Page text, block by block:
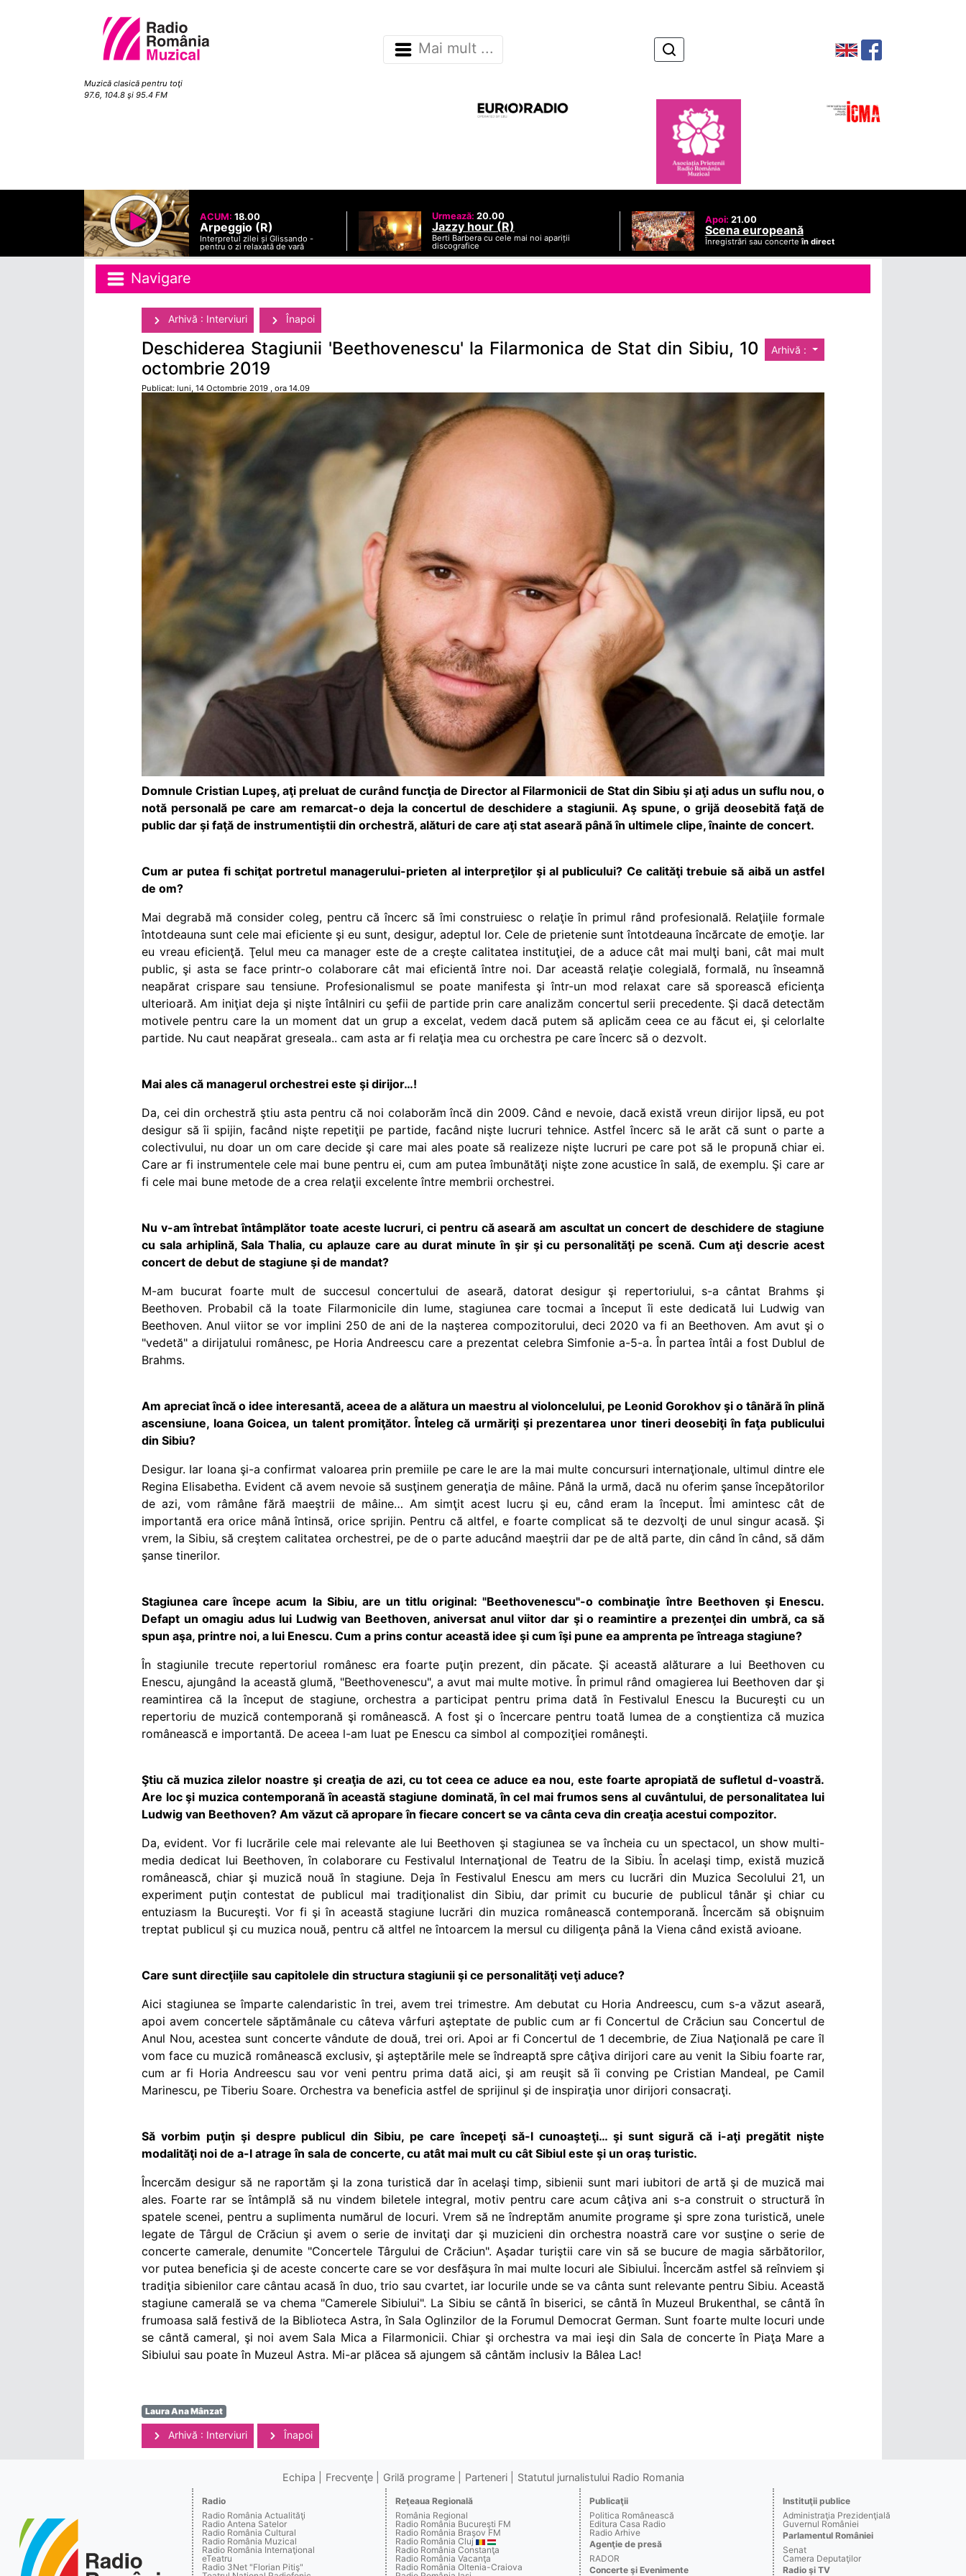
Muzică clasică pentru toţi
97.6, 104.8 şi 95.4 FM
Mai mult ...
ACUM: 18.00
Arpeggio (R)
Interpretul zilei și Glissando -
pentru o zi relaxată de vară
Urmează: 20.00
Jazzy hour (R)
Berti Barbera cu cele mai noi apariții
discografice
Apoi: 21.00
Scena europeană
Înregistrări sau concerteîn direct
Navigare
Arhivă : Interviuri Înapoi
Arhivă :
Deschiderea Stagiunii 'Beethovenescu' la Filarmonica de Stat din Sibiu, 10
octombrie 2019
Publicat: luni, 14 Octombrie 2019 , ora 14.09
Domnule Cristian Lupeş, aţi preluat de curând funcţia de Director al Filarmonicii de Stat din Sibiu şi aţi adus un suflu nou, o
notă personală pe care am remarcat-o deja la concertul de deschidere a stagiunii. Aş spune, o grijă deosebită faţă de
public dar şi faţă de instrumentiştii din orchestră, alături de care aţi stat aseară până în ultimele clipe, înainte de concert.
Cum ar putea fi schiţat portretul managerului-prieten al interpreţilor şi al publicului? Ce calităţi trebuie să aibă un astfel
de om?
Mai degrabă mă consider coleg, pentru că încerc să îmi construiesc o relaţie în primul rând profesională. Relaţiile formale
întotdeauna sunt cele mai eficiente şi eu sunt, desigur, adeptul lor. Cele de prietenie sunt întotdeauna încărcate de emoţie. Iar
eu vreau eficienţă. Ţelul meu ca manager este de a creşte calitatea instituţiei, de a aduce cât mai mulţi bani, cât mai mult
public, şi asta se face printr-o colaborare cât mai eficientă între noi. Dar această relaţie colegială, formală, nu înseamnă
neapărat crispare sau tensiune. Profesionalismul se poate manifesta şi într-un mod relaxat care să sporească eficienţa
ulterioară. Am iniţiat deja şi nişte întâlniri cu şefii de partide prin care analizăm concertul serii precedente. Şi dacă detectăm
motivele pentru care la un moment dat un grup a excelat, vedem dacă putem să aplicăm ceea ce au făcut ei, şi celorlalte
partide. Nu caut neapărat greseala.. cam asta ar fi relaţia mea cu orchestra pe care încerc să o dezvolt.
Mai ales că managerul orchestrei este şi dirijor…!
Da, cei din orchestră ştiu asta pentru că noi colaborăm încă din 2009. Când e nevoie, dacă există vreun dirijor lipsă, eu pot
desigur să îi spijin, facând nişte repetiţii pe partide, facând nişte lucruri tehnice. Astfel încerc să le arăt că sunt o parte a
colectivului, nu doar un om care decide şi care mai ales poate să realizeze nişte lucruri pe care pot să le propună chiar ei.
Care ar fi instrumentele cele mai bune pentru ei, cum am putea îmbunătăţi nişte zone acustice în sală, de exemplu. Şi care ar
fi cele mai bune metode de a crea relaţii excelente între membrii orchestrei.
Nu v-am întrebat întâmplător toate aceste lucruri, ci pentru că aseară am ascultat un concert de deschidere de stagiune
cu sala arhiplină, Sala Thalia, cu aplauze care au durat minute în şir şi cu personalităţi pe scenă. Cum aţi descrie acest
concert de debut de stagiune şi de mandat?
M-am bucurat foarte mult de succesul concertului de aseară, datorat desigur şi repertoriului, s-a cântat Brahms şi
Beethoven. Probabil că la toate Filarmonicile din lume, stagiunea care tocmai a început îi este dedicată lui Ludwig van
Beethoven. Anul viitor se vor implini 250 de ani de la naşterea compozitorului, deci 2020 va fi an Beethoven. Am avut şi o
"vedetă" a dirijatului românesc, pe Horia Andreescu care a prezentat celebra Simfonie a-5-a. În partea întâi a fost Dublul de
Brahms.
Am apreciat încă o idee interesantă, aceea de a alătura un maestru al violoncelului, pe Leonid Gorokhov şi o tânără în plină
ascensiune, Ioana Goicea, un talent promiţător. Înteleg că urmăriţi şi prezentarea unor tineri deosebiţi în faţa publicului
din Sibiu?
Desigur. Iar Ioana şi-a confirmat valoarea prin premiile pe care le are la mai multe concursuri internaţionale, ultimul dintre ele
Regina Elisabetha. Evident că avem nevoie să susţinem generaţia de mâine. Până la urmă, dacă nu oferim şanse începătorilor
de azi, vom râmâne fără maeştrii de mâine… Am simţit acest lucru şi eu, când eram la început. Îmi amintesc cât de
importantă era orice mână întinsă, orice sprijin. Pentru că altfel, e foarte complicat să te dezvolţi de unul singur acasă. Şi
vrem, la Sibiu, să creştem calitatea orchestrei, pe de o parte aducând maeştrii dar pe de altă parte, din când în când, să dăm
şanse tinerilor.
Stagiunea care începe acum la Sibiu, are un titlu original: "Beethovenescu"-o combinaţie între Beethoven şi Enescu.
Defapt un omagiu adus lui Ludwig van Beethoven, aniversat anul viitor dar şi o reamintire a prezenţei din umbră, ca să
spun aşa, printre noi, a lui Enescu. Cum a prins contur această idee şi cum îşi pune ea amprenta pe întreaga stagiune?
În stagiunile trecute repertoriul românesc era foarte puţin prezent, din păcate. Şi această alăturare a lui Beethoven cu
Enescu, ajungând la această glumă, "Beethovenescu", a avut mai multe motive. În primul rând omagierea lui Beethoven dar şi
reamintirea că la început de stagiune, orchestra a participat pentru prima dată în Festivalul Enescu la Bucureşti cu un
repertoriu de muzică contemporană şi românească. A fost şi o încercare pentru toată lumea de a conştientiza că muzica
românească e importantă. De aceea l-am luat pe Enescu ca simbol al compoziţiei româneşti.
Ştiu că muzica zilelor noastre şi creaţia de azi, cu tot ceea ce aduce ea nou, este foarte apropiată de sufletul d-voastră.
Are loc şi muzica contemporană în această stagiune dominată, în cel mai frumos sens al cuvântului, de personalitatea lui
Ludwig van Beethoven? Am văzut că apropare în fiecare concert se va cânta ceva din creaţia acestui compozitor.
Da, evident. Vor fi lucrările cele mai relevante ale lui Beethoven şi stagiunea se va încheia cu un spectacol, un show multi-
media dedicat lui Beethoven, în colaborare cu Festivalul Internaţional de Teatru de la Sibiu. În acelaşi timp, există muzică
românească, chiar şi muzică nouă în stagiune. Deja în Festivalul Enescu am mers cu lucrări din Muzica Secolului 21, un
experiment puţin contestat de publicul mai tradiţionalist din Sibiu, dar primit cu bucurie de publicul tânăr şi chiar cu
entuziasm la Bucureşti. Vor fi şi în această stagiune lucrări din muzica românească contemporană. Încercăm să obişnuim
treptat publicul şi cu muzica nouă, pentru că altfel ne întoarcem la mersul cu diligenţa până la Viena când există avioane.
Care sunt direcţiile sau capitolele din structura stagiunii şi ce personalităţi veţi aduce?
Aici stagiunea se împarte calendaristic în trei, avem trei trimestre. Am debutat cu Horia Andreescu, cum s-a văzut aseară,
apoi avem concertele săptămânale cu câteva vârfuri aşteptate de public cum ar fi Concertul de Crăciun sau Concertul de
Anul Nou, acestea sunt concerte vândute de două, trei ori. Apoi ar fi Concertul de 1 decembrie, de Ziua Naţională pe care îl
vom face cu muzică românească exclusiv, şi aşteptările mele se îndreaptă spre câţiva dirijori care au venit la Sibiu foarte rar,
cum ar fi Horia Andreescu sau vor veni pentru prima dată aici, şi am reuşit să îi conving pe Cristian Mandeal, pe Camil
Marinescu, pe Tiberiu Soare. Orchestra va beneficia astfel de sprijinul şi de inspiraţia unor dirijori consacraţi.
Să vorbim puţin şi despre publicul din Sibiu, pe care începeţi să-l cunoaşteţi… şi sunt sigură că i-aţi pregătit nişte
modalităţi noi de a-l atrage în sala de concerte, cu atât mai mult cu cât Sibiul este şi un oraş turistic.
Încercăm desigur să ne raportăm şi la zona turistică dar în acelaşi timp, sibienii sunt mari iubitori de artă şi de muzică mai
ales. Foarte rar se întâmplă să nu vindem biletele integral, motiv pentru care acum câţiva ani s-a construit o structură în
spatele scenei, pentru a suplimenta numărul de locuri. Vrem să ne îndreptăm anumite programe şi spre zona turistică, unele
legate de Târgul de Crăciun şi avem o serie de invitaţi dar şi muzicieni din orchestra noastră care vor susţine o serie de
concerte camerale, denumite "Concertele Târgului de Crăciun". Aşadar turiştii care vin să se bucure de magia sărbătorilor,
vor putea beneficia şi de aceste concerte care se vor desfăşura în mai multe locuri ale Sibiului. Încercăm astfel să reînviem şi
tradiţia sibienilor care cântau acasă în duo, trio sau cvartet, iar locurile unde se va cânta sunt relevante pentru Sibiu. Această
stagiune camerală se va chema "Camerele Sibiului". La Sibiu se cântă în biserici, se cântă în Muzeul Brukenthal, se cântă în
frumoasa sală festivă de la Biblioteca Astra, în Sala Oglinzilor de la Forumul Democrat German. Sunt foarte multe locuri unde
se cântă cameral, şi noi avem Sala Mica a Filarmonicii. Chiar şi orchestra va mai ieşi din Sala de concerte în Piaţa Mare a
Sibiului sau poate în Muzeul Astra. Mi-ar plăcea să ajungem să cântăm inclusiv la Bâlea Lac!
Laura Ana Mânzat
Arhivă : Interviuri Înapoi
Echipa Frecvenţe Grilă programe Parteneri Statutul jurnalistului Radio Romania
Radio
Radio România Actualităţi
Radio Antena Satelor
Radio România Cultural
Radio România Muzical
Radio România Internaţional
eTeatru
Radio 3Net "Florian Pitiş"
Reţeaua Regională
România Regional
Radio România Bucureşti FM
Radio România Braşov FM
Radio România Cluj
Radio România Constanţa
Radio România Vacanţa
Radio România Oltenia-Craiova
Publicaţii
Politica Românească
Editura Casa Radio
Radio Arhive
Agenţie de presă
RADOR
Concerte şi Evenimente
Instituţii publice
Administraţia Prezidenţială
Guvernul României
Parlamentul României
Senat
Camera Deputaţilor
Radio şi TV